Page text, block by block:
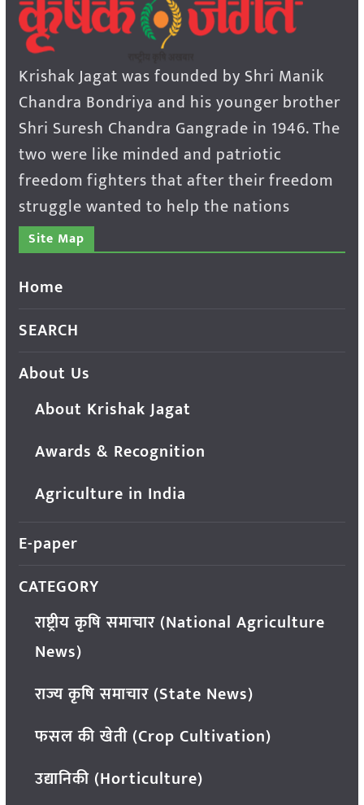
Krishak Jagat was founded by Shri Manik
Chandra Bondriya and his younger brother
Shri Suresh Chandra Gangrade in 1946. The
two were like minded and patriotic
freedom fighters that after their freedom
struggle wanted to help the nations
Site Map
Home
SEARCH
About Us
About Krishak Jagat
Awards & Recognition
Agriculture in India
E-paper
CATEGORY
राष्ट्रीय कृषि समाचार (National Agriculture
News)
राज्य कृषि समाचार (State News)
फसल की खेती (Crop Cultivation)
उद्यानिकी (Horticulture)